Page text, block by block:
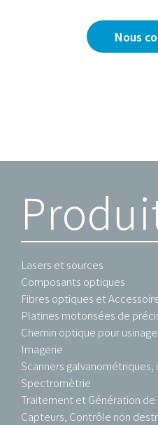
Nous
Lasers et sources
Composants optiques
Fibres optiques et
Platines motorisées de
Chemin optique pour
Imagerie
Scanners galvanométriques,
Spectromètrie
Traitement et Génération de
Capteurs, Contrôle non